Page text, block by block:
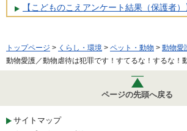
【こどものこえアンケート結果（保護者
トップページ > くらし・環境 > ペット・動物 > 動物愛
動物愛護／動物虐待は犯罪です！すてるな！するな！
ページの先頭へ戻る
サイトマップ